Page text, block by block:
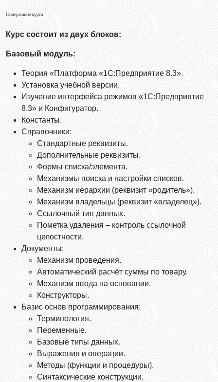
Содержание курса
Курс состоит из двух блоков:
Базовый модуль:
Теория «Платформа «1С:Предприятие 8.3».
Установка учебной версии.
Изучение интерфейса режимов «1С:Предприятие
8.3» и Конфигуратор.
Константы.
Справочники:
Стандартные реквизиты.
Дополнительные реквизиты.
Формы списка/элемента.
Механизмы поиска и настройки списков.
Механизм иерархии (реквизит «родитель»).
Механизм владельцы (реквизит «владелец»).
Ссылочный тип данных.
Пометка удаления – контроль ссылочной
целостности.
Документы:
Механизм проведения.
Автоматический расчёт суммы по товару.
Механизм ввода на основании.
Конструкторы.
Базис основ программирования:
Терминология.
Переменные.
Базовые типы данных.
Выражения и операции.
Методы (функции и процедуры).
Синтаксические конструкции.